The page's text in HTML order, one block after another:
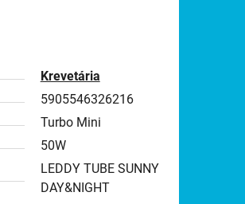
Krevetária
5905546326216
Turbo Mini
50W
LEDDY TUBE SUNNY
DAY&NIGHT